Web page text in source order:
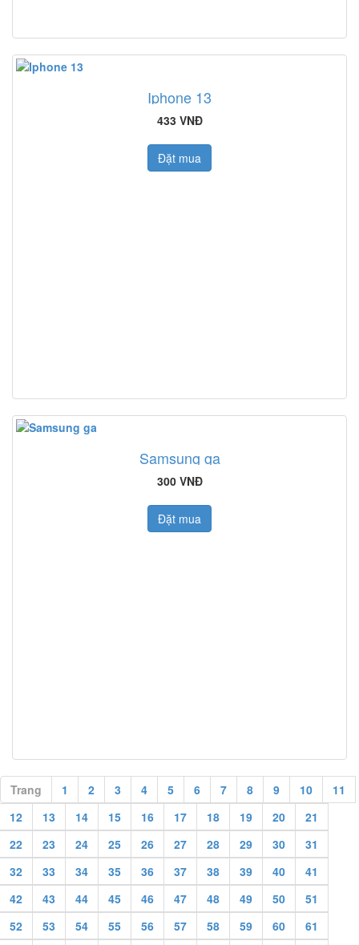
Iphone 13
433 VNĐ
Đặt mua
Samsung ga
300 VNĐ
Đặt mua
Trang 1 2 3 4 5 6 7 8 9 10
11
12
13 14 15 16 17 18 19 20
21
22
23 24 25 26 27 28 29 30
31
32
33 34 35 36 37 38 39 40
41
42
43 44 45 46 47 48 49 50
51
52
53 54 55 56 57 58 59 60 61